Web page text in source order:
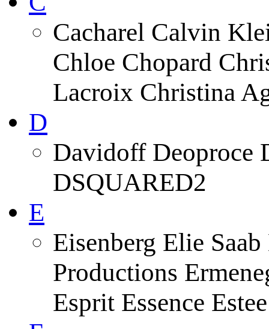
Cacharel Calvin
Chloe Chopard
Lacroix Christina
D
Davidoff Deoproce
DSQUARED2
E
Eisenberg Elie
Productions
Esprit Essence